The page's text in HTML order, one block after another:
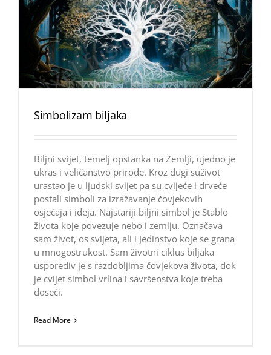
Simbolizam biljaka
Biljni svijet, temelj opstanka na Zemlji, ujedno je
ukras i veličanstvo prirode. Kroz dugi suživot
urastao je u ljudski svijet pa su cvijeće i drveće
postali simboli za izražavanje čovjekovih
osjećaja i ideja. Najstariji biljni simbol je Stablo
života koje povezuje nebo i zemlju. Označava
sam život, os svijeta, ali i Jedinstvo koje se grana
u mnogostrukost. Sam životni ciklus biljaka
usporediv je s razdobljima čovjekova života, dok
je cvijet simbol vrlina i savršenstva koje treba
doseći.
Read More